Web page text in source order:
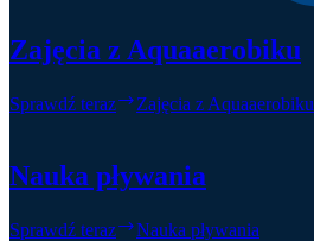
Zajęcia z Aquaaerobiku
Sprawdź teraz Zajęcia z Aquaaerobiku
Nauka pływania
Sprawdź teraz Nauka pływania